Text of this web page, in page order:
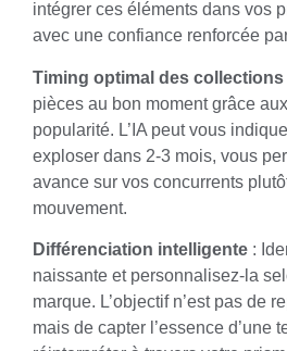
intégrer ces éléments dans vos
avec une confiance renforcée
Timing optimal des collections
pièces au bon moment grâce
popularité. L’IA peut vous
exploser dans 2-3 mois, vous
avance sur vos concurrents
mouvement.
Différenciation intelligente :
naissante et personnalisez-la
marque. L’objectif n’est pas de
mais de capter l’essence d’une